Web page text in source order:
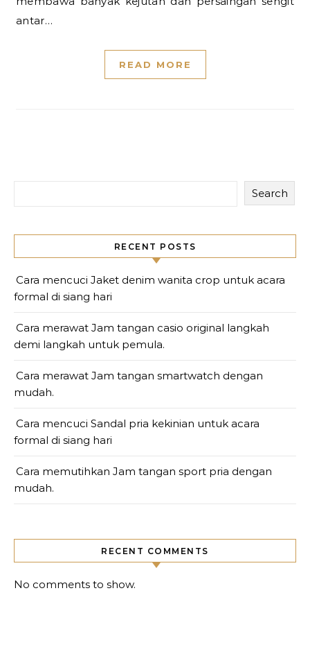
antar…
READ MORE
Search
RECENT POSTS
Cara mencuci Jaket denim wanita crop untuk acara
formal di siang hari
Cara merawat Jam tangan casio original langkah
demi langkah untuk pemula.
Cara merawat Jam tangan smartwatch dengan
mudah.
Cara mencuci Sandal pria kekinian untuk acara
formal di siang hari
Cara memutihkan Jam tangan sport pria dengan
mudah.
RECENT COMMENTS
No comments to show.